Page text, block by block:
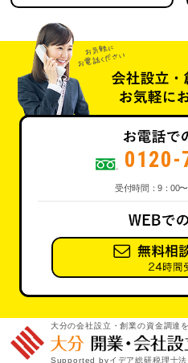
0120-
受付時間：9：00
大分の会社設立・創業の資金調達
Supported byイデア総研税理士法